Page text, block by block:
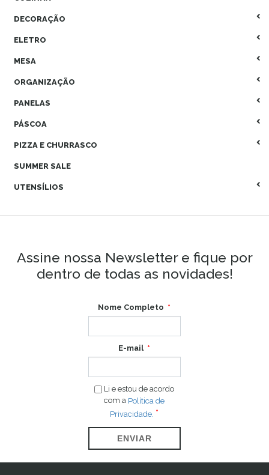
DECORAÇÃO
ELETRO
MESA
ORGANIZAÇÃO
PANELAS
PÁSCOA
PIZZA E CHURRASCO
SUMMER SALE
UTENSÍLIOS
Assine nossa Newsletter e fique por
dentro de todas as novidades!
Nome Completo
E-mail
Li e estou de acordo
com a Política de
Privacidade.
ENVIAR